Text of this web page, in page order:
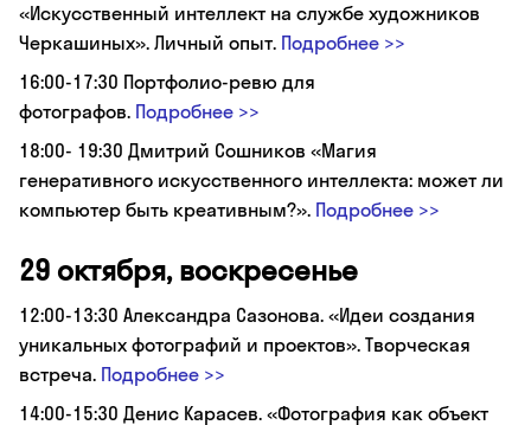
«Искусственный интеллект на службе художников
Черкашиных». Личный опыт. Подробнее >>
16:00-17:30 Портфолио-ревю для
фотографов. Подробнее >>
18:00- 19:30 Дмитрий Сошников «Магия
генеративного искусственного интеллекта: может ли
компьютер быть креативным?». Подробнее >>
29 октября, воскресенье
12:00-13:30 Александра Сазонова. «Идеи создания
уникальных фотографий и проектов». Творческая
встреча. Подробнее >>
14:00-15:30 Денис Карасев. «Фотография как объект